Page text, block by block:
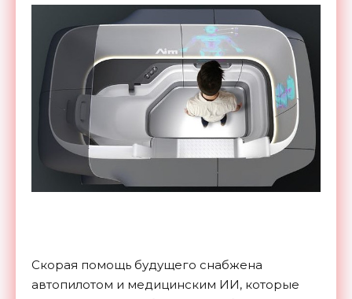
Скорая помощь будущего снабжена
автопилотом и медицинским ИИ, которые